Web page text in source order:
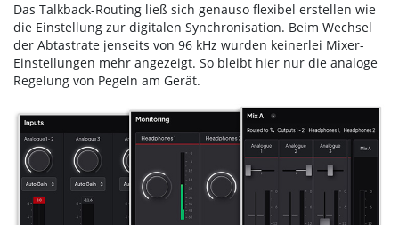
Das Talkback-Routing ließ sich genauso flexibel erstellen wie
die Einstellung zur digitalen Synchronisation. Beim Wechsel
der Abtastrate jenseits von 96 kHz wurden keinerlei Mixer-
Einstellungen mehr angezeigt. So bleibt hier nur die analoge
Regelung von Pegeln am Gerät.